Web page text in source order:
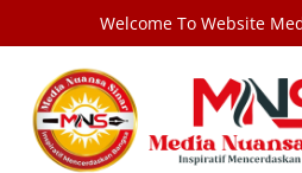
Welcome To Website
content